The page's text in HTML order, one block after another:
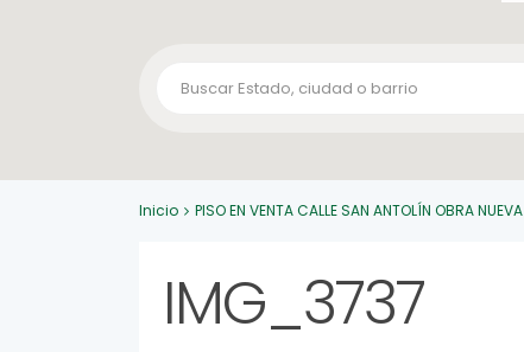
Inicio PISO EN VENTA CALLE SAN ANTOLÍN OBRA NUEVA
IMG_3737